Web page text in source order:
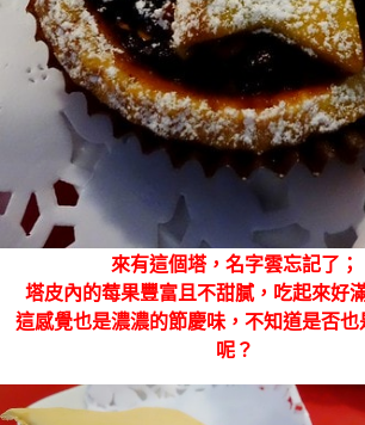
來有這個塔，名字雲忘記了；
塔皮內的莓果豐富且不甜膩，吃起來好
這感覺也是濃濃的節慶味，不知道是否也
呢？